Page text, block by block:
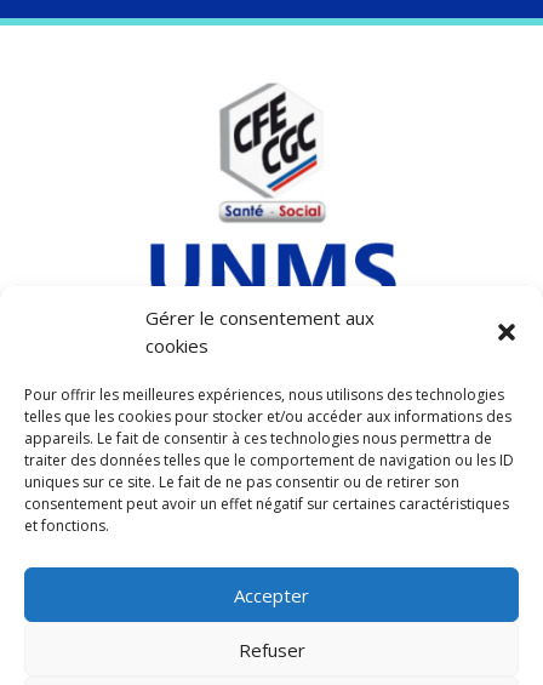
Gérer le consentement aux
cookies
Pour offrir les meilleures expériences, nous utilisons des technologies
telles que les cookies pour stocker et/ou accéder aux informations des
appareils. Le fait de consentir à ces technologies nous permettra de
traiter des données telles que le comportement de navigation ou les ID
uniques sur ce site. Le fait de ne pas consentir ou de retirer son
consentement peut avoir un effet négatif sur certaines caractéristiques
et fonctions.
Accepter
Refuser
MENTIONS LEGALES
POLITIQUE DE COOKIES (UE)
POLITIQUE DE CONFIDENTIALITÉ
ADHÉRER